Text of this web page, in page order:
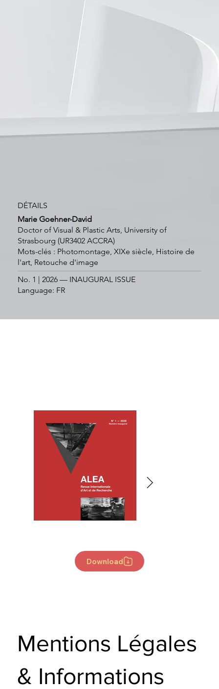
DÉTAILS
Marie Goehner-David
Doctor of Visual & Plastic Arts, University of
Strasbourg (UR3402 ACCRA)
Mots-clés : Photomontage, XIXe siècle, Histoire de
l'art, Retouche d'image
No. 1 | 2026 — INAUGURAL ISSUE
Language: FR
Download
Mentions Légales
& Informations